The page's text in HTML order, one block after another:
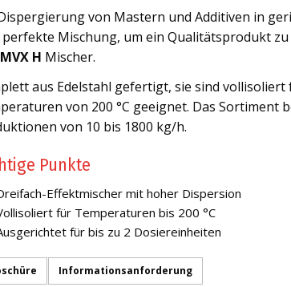
von Mastern und Additiven in
perfekte Mischung, um ein Qualitätsprodukt
MVX H Mischer.
aus Edelstahl gefertigt, sie sind vollisoliert
von 200 °C geeignet. Das Sortiment
von 10 bis 1800 kg/h.
Punkte
Effektmischer mit hoher Dispersion
für Temperaturen bis 200 °C
für bis zu 2 Dosiereinheiten
Informationsanforderung